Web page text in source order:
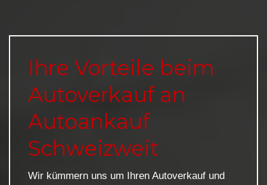
Ihre Vorteile beim
Autoverkauf an
Autoankauf
Schweizweit
Wir kümmern uns um Ihren Autoverkauf und